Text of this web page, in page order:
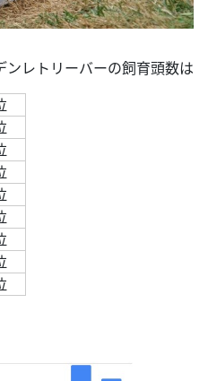
ンレトリーバーの飼育頭数は